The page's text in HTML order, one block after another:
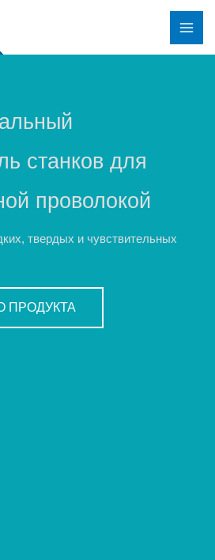
станков для
проволокой
твердых и чувствительных
ПРОДУКТА